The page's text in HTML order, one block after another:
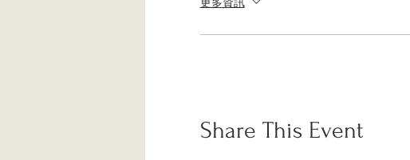
更多資訊
Share This Event